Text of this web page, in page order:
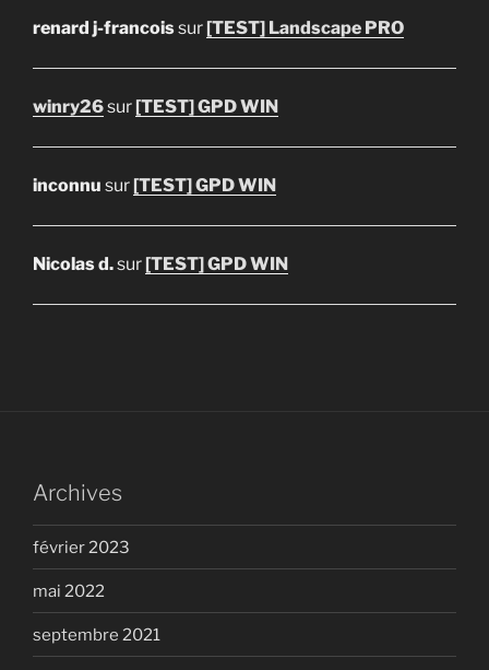
renard j-francoissur [TEST] Landscape PRO
winry26sur [TEST] GPD WIN
inconnu sur [TEST] GPD WIN
Nicolas d.sur [TEST] GPD WIN
Archives
février 2023
mai 2022
septembre 2021